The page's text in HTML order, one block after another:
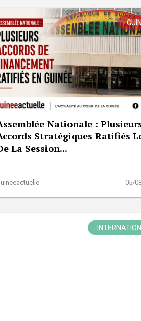
Nationale :
Stratégiques Ratifiés
La Session...
05/